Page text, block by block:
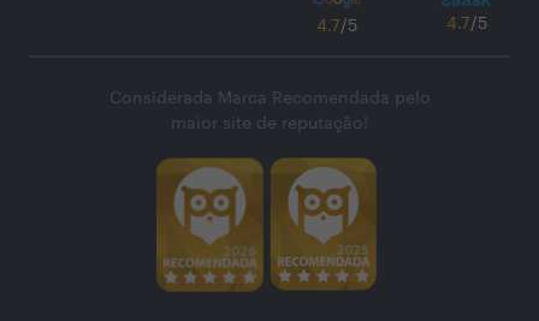
4.7/5 4.7/5
Considerada Marca Recomendada pelo
maior site de reputação!